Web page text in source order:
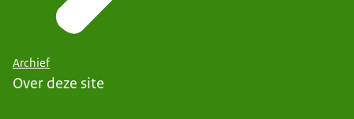
Archief
Over deze site